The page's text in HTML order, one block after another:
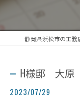
H様邸 大
2023/07/29